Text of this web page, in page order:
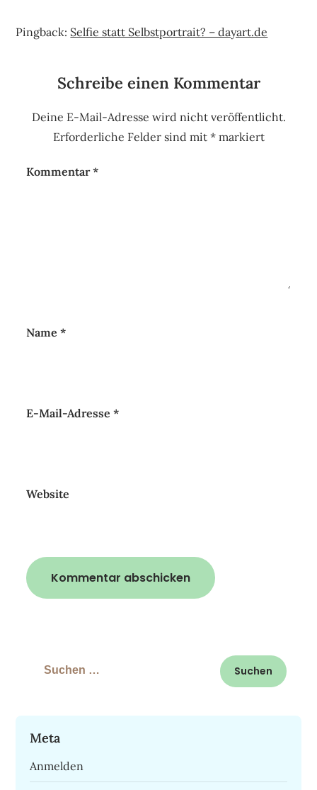
Pingback: Selfie statt Selbstportrait? – dayart.de
Schreibe einen Kommentar
Deine E-Mail-Adresse wird nicht veröffentlicht.
Erforderliche Felder sind mit *markiert
Kommentar*
Name*
E-Mail-Adresse*
Website
Suchen
Meta
Anmelden